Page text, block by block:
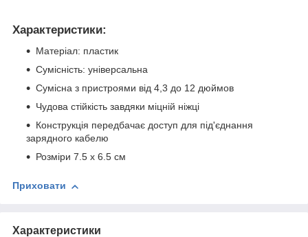
Характеристики:
Матеріал: пластик
Сумісність: універсальна
Сумісна з пристроями від 4,3 до 12 дюймов
Чудова стійкість завдяки міцній ніжці
Конструкція передбачає доступ для під'єднання
зарядного кабелю
Розміри 7.5 х 6.5 см
Приховати
Характеристики